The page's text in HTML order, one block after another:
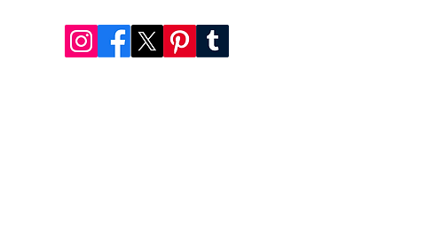
fugir da praia